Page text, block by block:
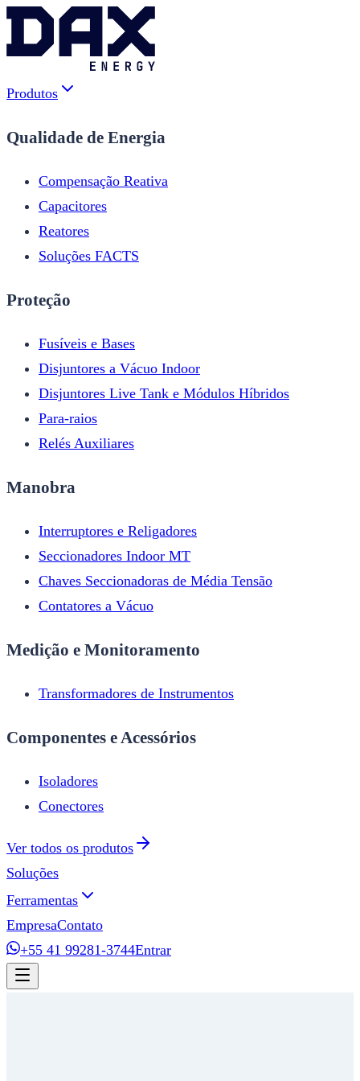
Produtos
Qualidade de Energia
Compensação Reativa
Capacitores
Reatores
Soluções FACTS
Proteção
Fusíveis e Bases
Disjuntores a Vácuo Indoor
Disjuntores Live Tank e Módulos Híbridos
Para-raios
Relés Auxiliares
Manobra
Interruptores e Religadores
Seccionadores Indoor MT
Chaves Seccionadoras de Média Tensão
Contatores a Vácuo
Medição e Monitoramento
Transformadores de Instrumentos
Componentes e Acessórios
Isoladores
Conectores
Ver todos os produtos
Soluções
Ferramentas
EmpresaContato
+55 41 99281-3744Entrar